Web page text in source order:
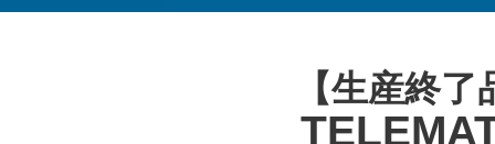
【生産終